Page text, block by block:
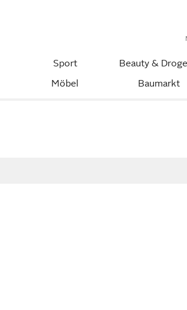
Sport Beauty &
Möbel Baumarkt